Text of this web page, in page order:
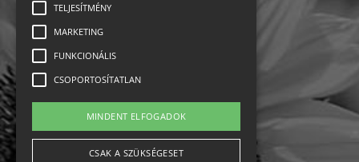
Impresszum-kapcsolat
Jogi nyilatkozat
Rólunk
TELJESÍTMÉNY
MARKETING
FUNKCIONÁLIS
CSOPORTOSÍTATLAN
MINDENT ELFOGADOK
CSAK A SZÜKSÉGESET